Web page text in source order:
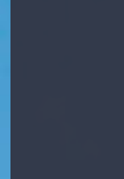
Son Dakika